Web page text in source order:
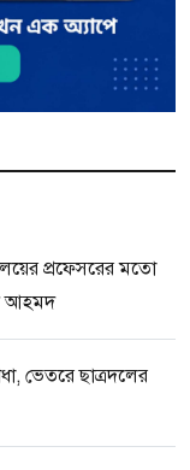
প্রফেসরের মতো
আহমদ
ভেতরে ছাত্রদলের